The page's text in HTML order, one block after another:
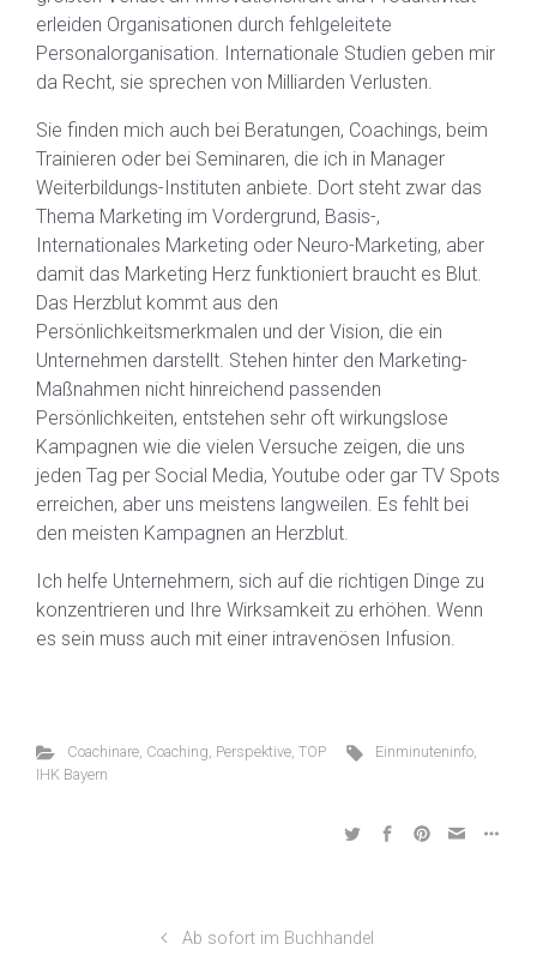
erleiden Organisationen durch fehlgeleitete
Personalorganisation. Internationale Studien geben mir
da Recht, sie sprechen von Milliarden Verlusten.
Sie finden mich auch bei Beratungen, Coachings, beim
Trainieren oder bei Seminaren, die ich in Manager
Weiterbildungs-Instituten anbiete. Dort steht zwar das
Thema Marketing im Vordergrund, Basis-,
Internationales Marketing oder Neuro-Marketing, aber
damit das Marketing Herz funktioniert braucht es Blut.
Das Herzblut kommt aus den
Persönlichkeitsmerkmalen und der Vision, die ein
Unternehmen darstellt. Stehen hinter den Marketing-
Maßnahmen nicht hinreichend passenden
Persönlichkeiten, entstehen sehr oft wirkungslose
Kampagnen wie die vielen Versuche zeigen, die uns
jeden Tag per Social Media, Youtube oder gar TV Spots
erreichen, aber uns meistens langweilen. Es fehlt bei
den meisten Kampagnen an Herzblut.
Ich helfe Unternehmern, sich auf die richtigen Dinge zu
konzentrieren und Ihre Wirksamkeit zu erhöhen. Wenn
es sein muss auch mit einer intravenösen Infusion.
Coachinare, Coaching, Perspektive, TOP Einminuteninfo,
IHK Bayern
Ab sofort im Buchhandel